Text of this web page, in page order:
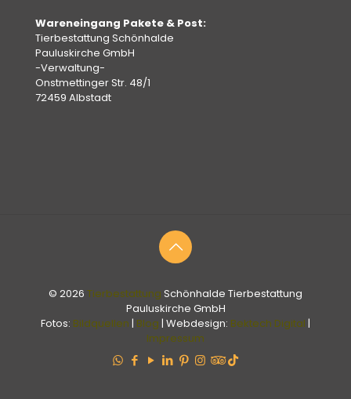
Wareneingang Pakete & Post:
Tierbestattung Schönhalde
Pauluskirche GmbH
-Verwaltung-
Onstmettinger Str. 48/1
72459 Albstadt
© 2026 Tierbestattung Schönhalde Tierbestattung
Pauluskirche GmbH
Fotos: Bildquellen | Blog | Webdesign: Bektech Digital |
Impressum